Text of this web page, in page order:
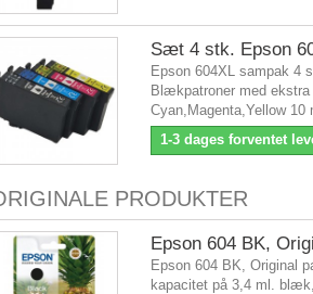
Sæt 4 stk. Epson
Epson 604XL sampak 4
Blækpatroner med
Cyan,Magenta,Yellow 10
1-3 dages forventet
PRODUKTER
Epson 604 BK,
Epson 604 BK, Original
kapacitet på 3,4 ml.